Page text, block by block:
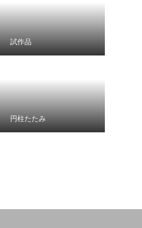
試作品
円柱たたみ